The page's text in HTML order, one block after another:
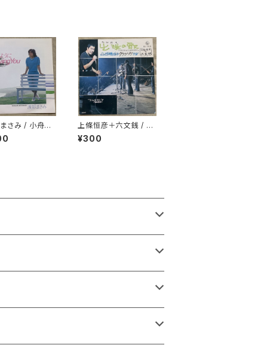
さみ / 小舟の
You
上條恒彦＋六文銭 / 出
発の歌 -失なわれた時
を求めて-
¥300